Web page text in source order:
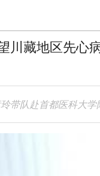
川藏地区先心
带队赴首都医科大